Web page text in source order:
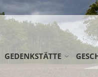
GEDENKSTÄTTE
STIFTUNG GEDENKSTÄTTE